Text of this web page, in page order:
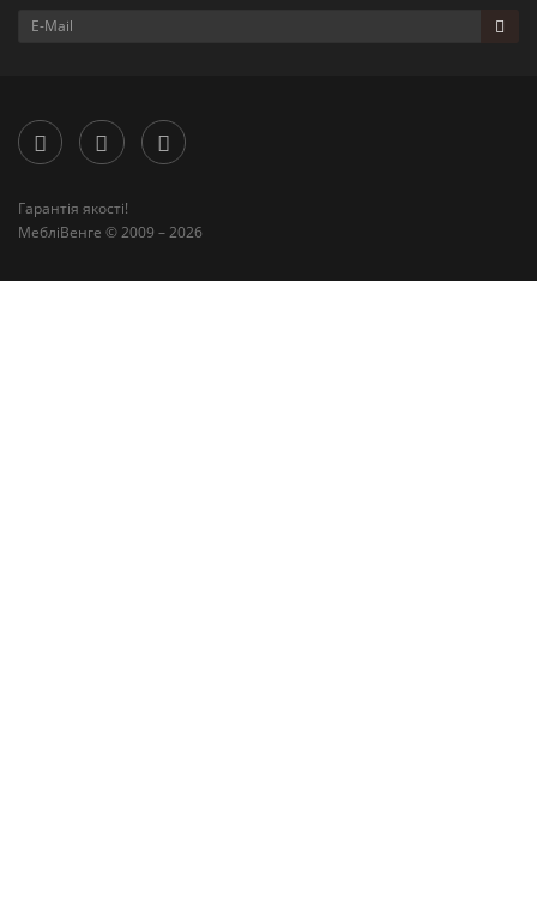
Гарантія якості!
МебліВенге © 2009 – 2026